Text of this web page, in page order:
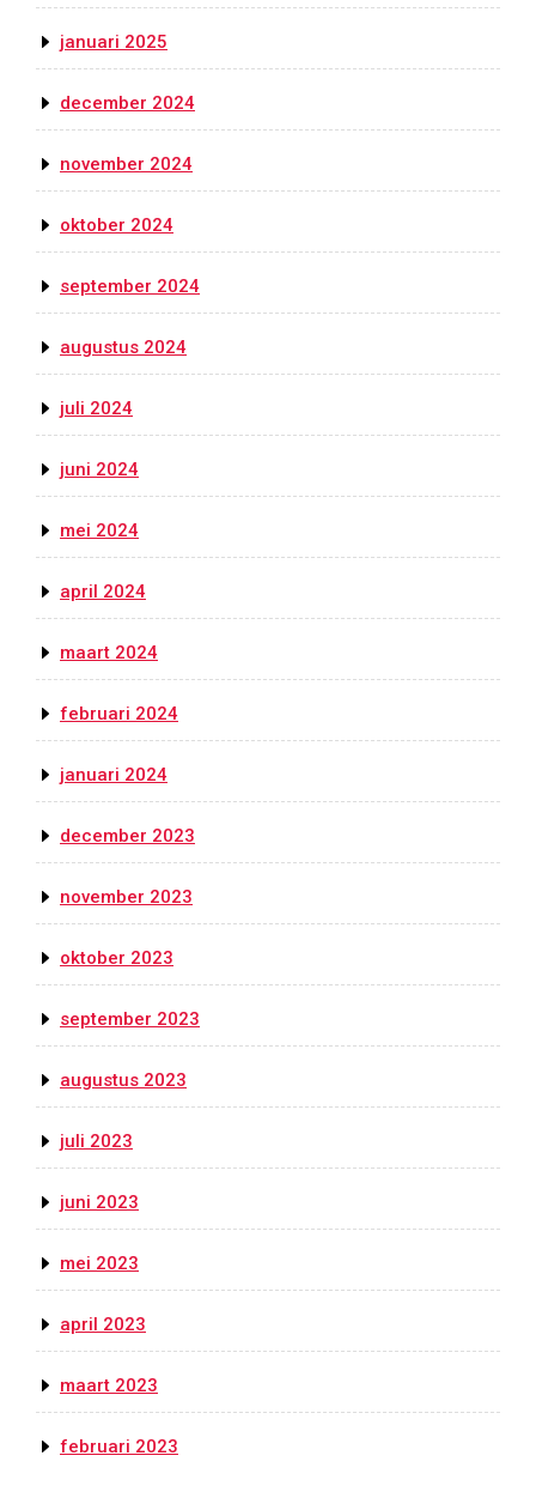
januari 2025
december 2024
november 2024
oktober 2024
september 2024
augustus 2024
juli 2024
juni 2024
mei 2024
april 2024
maart 2024
februari 2024
januari 2024
december 2023
november 2023
oktober 2023
september 2023
augustus 2023
juli 2023
juni 2023
mei 2023
april 2023
maart 2023
februari 2023